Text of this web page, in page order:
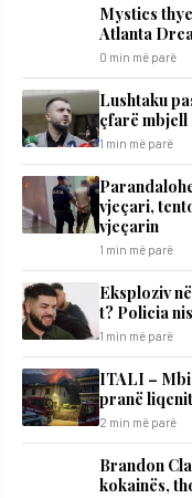
Mystics
Atlanta
0 min më parë
​Lushtaku
çfarë
1 min më parë
vjeçari,
vjeçarin
1 min më parë
Eksploziv
t? Policia
1 min më parë
ITALI –
pranë
2 min më parë
Brandon
kokainës,